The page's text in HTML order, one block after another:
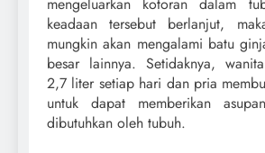
mengeluarkan kotoran dalam
keadaan tersebut berlanjut,
mungkin akan mengalami batu
besar lainnya. Setidaknya,
2,7 liter setiap hari dan pria
untuk dapat memberikan
dibutuhkan oleh tubuh.